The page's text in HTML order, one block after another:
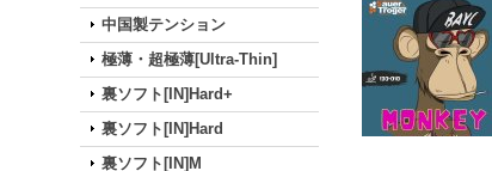
中国製テンション
極薄・超極薄[Ultra-Thin]
裏ソフト[IN]Hard+
裏ソフト[IN]Hard
裏ソフト[IN]M